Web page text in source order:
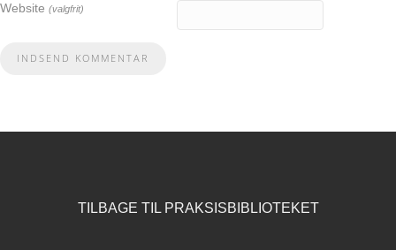
Website (valgfrit)
TILBAGE TIL PRAKSISBIBLIOTEKET